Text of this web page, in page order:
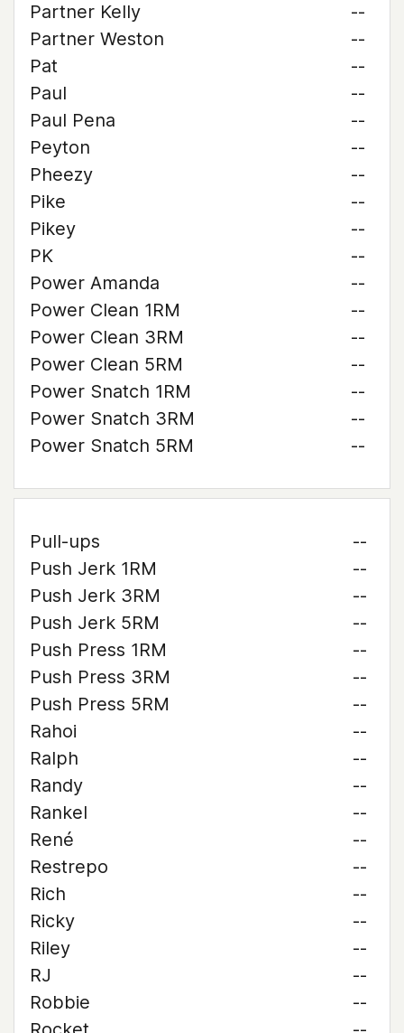
Partner Kelly
--
Partner Weston
--
Pat
--
Paul
--
Paul Pena
--
Peyton
--
Pheezy
--
Pike
--
Pikey
--
PK
--
Power Amanda
--
Power Clean 1RM
--
Power Clean 3RM
--
Power Clean 5RM
--
Power Snatch 1RM
--
Power Snatch 3RM
--
Power Snatch 5RM
--
Pull-ups
--
Push Jerk 1RM
--
Push Jerk 3RM
--
Push Jerk 5RM
--
Push Press 1RM
--
Push Press 3RM
--
Push Press 5RM
--
Rahoi
--
Ralph
--
Randy
--
Rankel
--
René
--
Restrepo
--
Rich
--
Ricky
--
Riley
--
RJ
--
Robbie
--